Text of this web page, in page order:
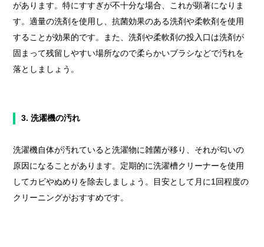
があります。特にすすぎが不十分な場合、これが顕著になりま
す。適量の洗剤を使用し、抗菌効果のある洗剤や柔軟剤を使用
することが効果的です。また、洗剤や柔軟剤の投入口は洗剤が
固まって残留しやすい場所なので柔らかいブラシなどで汚れを
落としましょう。
3. 洗濯機の汚れ
洗濯機自体が汚れていると洗濯物に雑菌が移り、それが匂いの
原因になることがあります。定期的に洗濯槽クリーナーを使用
してカビやぬめりを除去しましょう。目安として月に1回程度の
クリーニングがおすすめです。